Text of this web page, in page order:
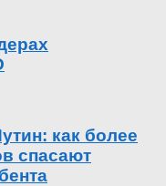
как более
спасают